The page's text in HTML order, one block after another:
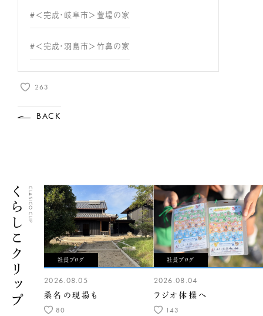
#＜完成・岐阜市＞萱場の家
#＜完成・羽島市＞竹鼻の家
263
BACK
くらしこクリップCLASICO CLIP
社長ブログ
2026.08.05
桑名の現場も
80
社長ブログ
2026.08.04
ラジオ体操へ
143